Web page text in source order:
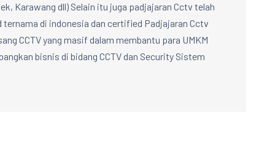
Karawang dll) Selain itu juga padjajaran Cctv telah
ternama di indonesia dan certified Padjajaran Cctv
CCTV yang masif dalam membantu para UMKM
bisnis di bidang CCTV dan Security Sistem